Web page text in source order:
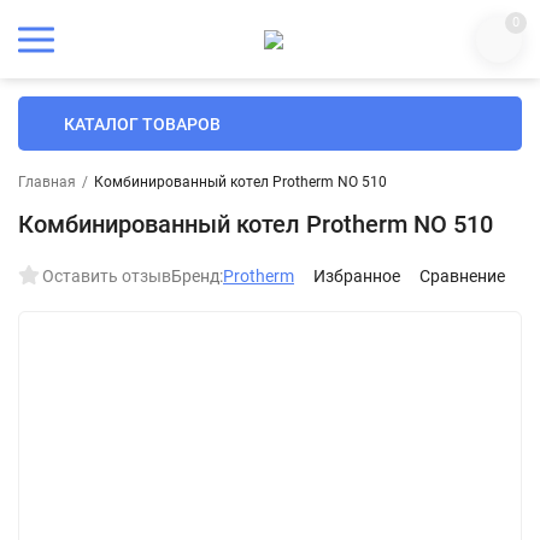
0
КАТАЛОГ ТОВАРОВ
Главная / Комбинированный котел Protherm NO 510
Комбинированный котел Protherm NO 510
Оставить отзывБренд:Protherm Избранное Сравнение